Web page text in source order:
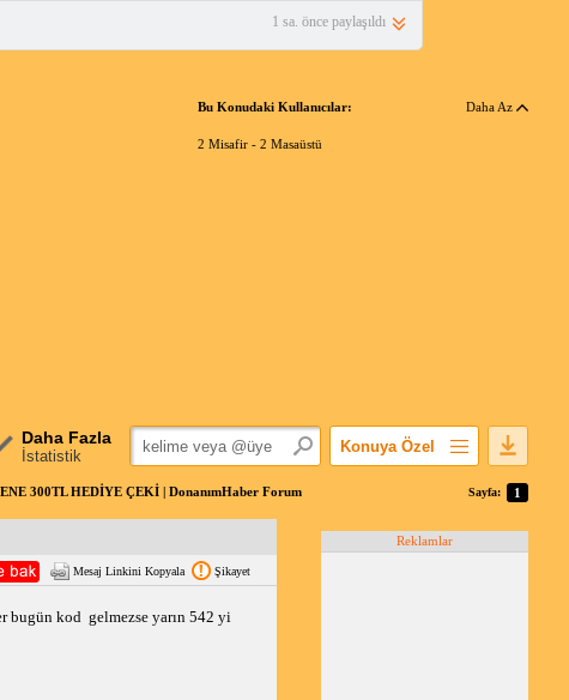
1 sa. önce paylaşıldı
Bu Konudaki Kullanıcılar: Daha Az
2 Misafir - 2 Masaüstü
Daha Fazla
İstatistik
Konuya Özel
Popüler Mesajlar
300TL HEDİYE ÇEKİ | DonanımHaber Forum Sayfa: 1
Mesaj Linkini Kopyala Şikayet
kod  gelmezse yarın 542 yi
Reklamlar